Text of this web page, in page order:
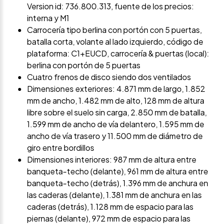
Version id: 736.800.313, fuente de los precios:
interna y M1
Carrocería tipo berlina con portón con 5 puertas,
batalla corta, volante al lado izquierdo, código de
plataforma: C1+EUCD, carrocería & puertas (local):
berlina con portón de 5 puertas
Cuatro frenos de disco siendo dos ventilados
Dimensiones exteriores: 4.871 mm de largo, 1.852
mm de ancho, 1.482 mm de alto, 128 mm de altura
libre sobre el suelo sin carga, 2.850 mm de batalla,
1.599 mm de ancho de vía delantero, 1.595 mm de
ancho de vía trasero y 11.500 mm de diámetro de
giro entre bordillos
Dimensiones interiores: 987 mm de altura entre
banqueta-techo (delante), 961 mm de altura entre
banqueta-techo (detrás), 1.396 mm de anchura en
las caderas (delante), 1.381 mm de anchura en las
caderas (detrás), 1.128 mm de espacio para las
piernas (delante), 972 mm de espacio para las